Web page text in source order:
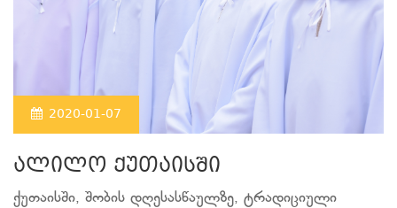
2020-01-07
ალილო ქუთაისში
ქუთაისში, შობის დღესასწაულზე, ტრადიციული